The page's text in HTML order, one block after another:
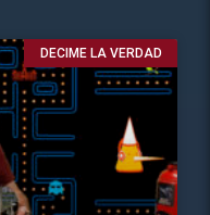
DECIME LA VERDAD